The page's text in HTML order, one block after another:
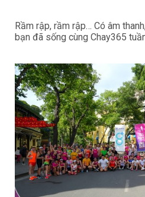
Rầm rập, rầm rập… Có âm
bạn đã sống cùng Chay365